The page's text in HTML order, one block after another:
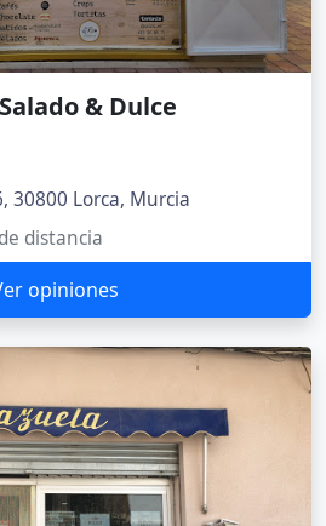
& Dulce
30800 Lorca, Murcia
distancia
opiniones